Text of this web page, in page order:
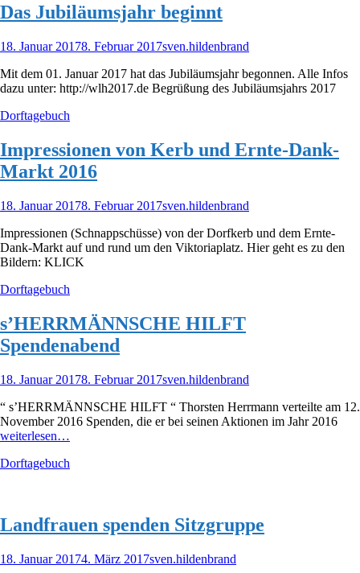
Das Jubiläumsjahr beginnt
Veröffentlicht
18. Januar 20178. Februar 2017Autor
sven.hildenbrand
Mit dem 01. Januar 2017 hat das Jubiläumsjahr begonnen. Alle Infos
dazu unter: http://wlh2017.de Begrüßung des Jubiläumsjahrs 2017
Kategorien
Dorftagebuch
Impressionen von Kerb und Ernte-Dank-
Markt 2016
Veröffentlicht
18. Januar 20178. Februar 2017Autor
sven.hildenbrand
Impressionen (Schnappschüsse) von der Dorfkerb und dem Ernte-
Dank-Markt auf und rund um den Viktoriaplatz. Hier geht es zu den
Bildern: KLICK
Kategorien
Dorftagebuch
s’HERRMÄNNSCHE HILFT
Spendenabend
Veröffentlicht
18. Januar 20178. Februar 2017Autor
sven.hildenbrand
“ s’HERRMÄNNSCHE HILFT “ Thorsten Herrmann verteilte am 12.
November 2016 Spenden, die er bei seinen Aktionen im Jahr 2016
weiterlesen…
Kategorien
Dorftagebuch
Landfrauen spenden Sitzgruppe
Veröffentlicht
18. Januar 20174. März 2017Autor
sven.hildenbrand